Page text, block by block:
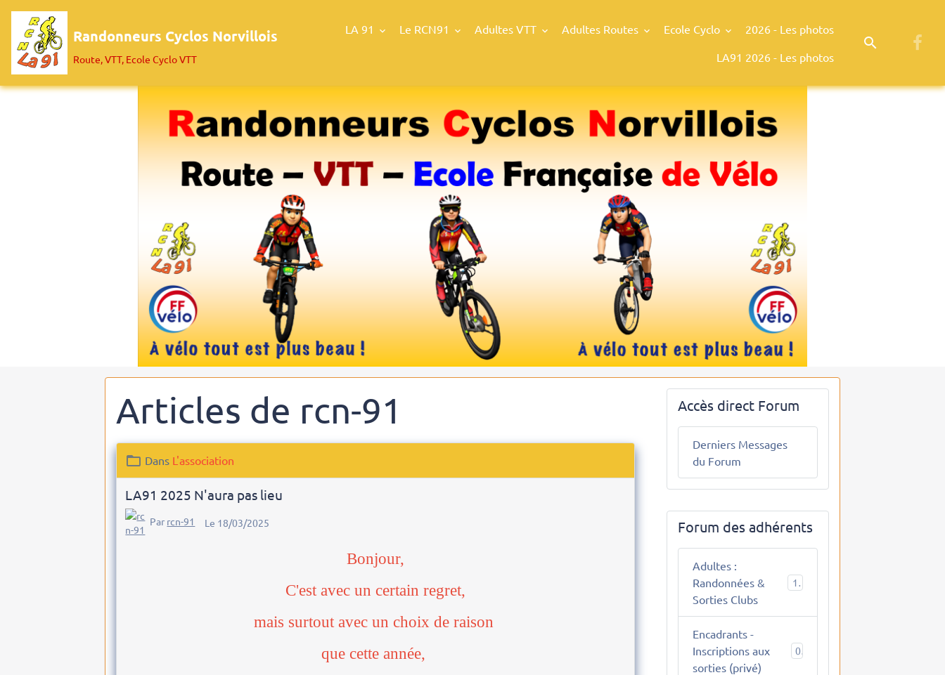
Randonneurs Cyclos Norvillois
Route, VTT, Ecole Cyclo VTT
LA 91 Le RCN91 Adultes VTT Adultes Routes Ecole Cyclo
2026 - Les photos
LA91 2026 - Les photos
Articles de rcn-91
Dans L'association
LA91 2025 N'aura pas lieu
Par rcn-91 Le 18/03/2025
Bonjour,
C'est avec un certain regret,
mais surtout avec un choix de raison
que cette année,
Accès direct Forum
Derniers Messages
du Forum
Forum des adhérents
Adultes :
Randonnées &
Sorties Clubs
10
Encadrants -
Inscriptions aux
sorties (privé)
0